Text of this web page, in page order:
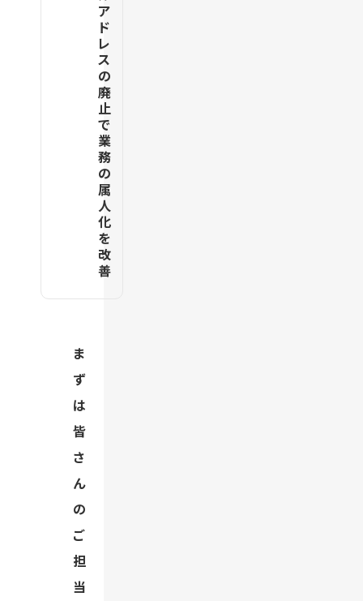
ア
ド
レ
ス
の
廃
止
で
業
務
の
属
人
化
を
改
善
ま
ず
は
皆
さ
ん
の
ご
担
当